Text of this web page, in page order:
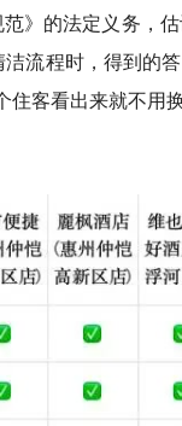
》的法定义务，
流程时，得到的
住客看出来就不用